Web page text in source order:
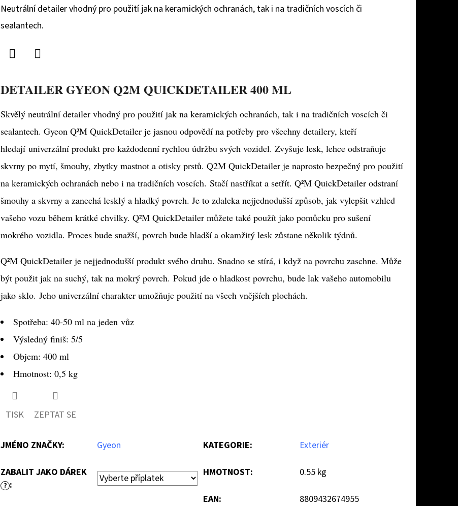
hodnocení
produktu
0,0
5
hvězdiček.
Neutrální detailer vhodný pro použití jak na keramických ochranách, tak i na tradičních voscích či
sealantech.
DETAILER GYEON Q2M QUICKDETAILER 400 ML
Skvělý neutrální detailer vhodný pro použití jak na keramických ochranách, tak i na tradičních voscích či
sealantech. Gyeon Q²M QuickDetailer je jasnou odpovědí na potřeby pro všechny detailery, kteří
hledají univerzální produkt pro každodenní rychlou údržbu svých vozidel. Zvyšuje lesk, lehce odstraňuje
skvrny po mytí, šmouhy, zbytky mastnot a otisky prstů. Q2M QuickDetailer je naprosto bezpečný pro použití
na keramických ochranách nebo i na tradičních voscích. Stačí nastříkat a setřít. Q²M QuickDetailer odstraní
šmouhy a skvrny a zanechá lesklý a hladký povrch. Je to zdaleka nejjednodušší způsob, jak vylepšit vzhled
vašeho vozu během krátké chvilky. Q²M QuickDetailer můžete také použít jako pomůcku pro sušení
mokrého vozidla. Proces bude snažší, povrch bude hladší a okamžitý lesk zůstane několik týdnů.
Q²M QuickDetailer je nejjednodušší produkt svého druhu. Snadno se stírá, i když na povrchu zaschne. Může
být použit jak na suchý, tak na mokrý povrch. Pokud jde o hladkost povrchu, bude lak vašeho automobilu
jako sklo. Jeho univerzální charakter umožňuje použití na všech vnějších plochách.
Spotřeba: 40-50 ml na jeden vůz
Výsledný finiš: 5/5
Objem: 400 ml
Hmotnost: 0,5 kg
TISK ZEPTAT SE
JMÉNO ZNAČKY: Gyeon
ZABALIT JAKO DÁREK
? :
KATEGORIE: Exteriér
HMOTNOST: 0.55 kg
EAN: 8809432674955